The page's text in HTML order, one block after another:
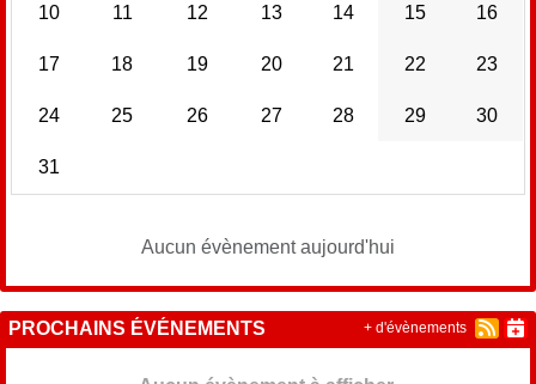
10 11 12 13 14 15 16
17 18 19 20 21 22 23
24 25 26 27 28 29 30
31
Aucun évènement aujourd'hui
PROCHAINS ÉVÉNEMENTS + d'évènements